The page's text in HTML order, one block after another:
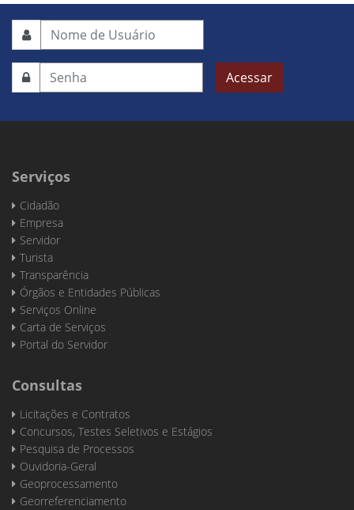
Acessar
Serviços
Cidadão
Empresa
Servidor
Turista
Transparência
Órgãos e Entidades Públicas
Serviços Online
Carta de Serviços
Portal do Servidor
Consultas
Licitações e Contratos
Concursos, Testes Seletivos e Estágios
Pesquisa de Processos
Ouvidoria-Geral
Geoprocessamento
Georreferenciamento